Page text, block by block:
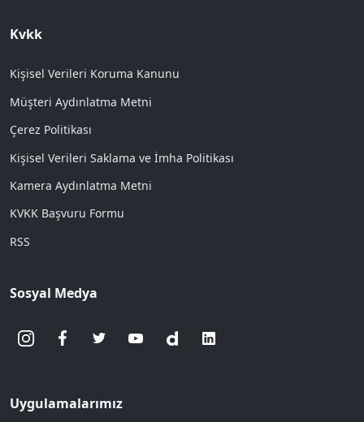
Kvkk
Kişisel Verileri Koruma Kanunu
Müşteri Aydınlatma Metni
Çerez Politikası
Kişisel Verileri Saklama ve İmha Politikası
Kamera Aydınlatma Metni
KVKK Başvuru Formu
RSS
Sosyal Medya
Uygulamalarımız